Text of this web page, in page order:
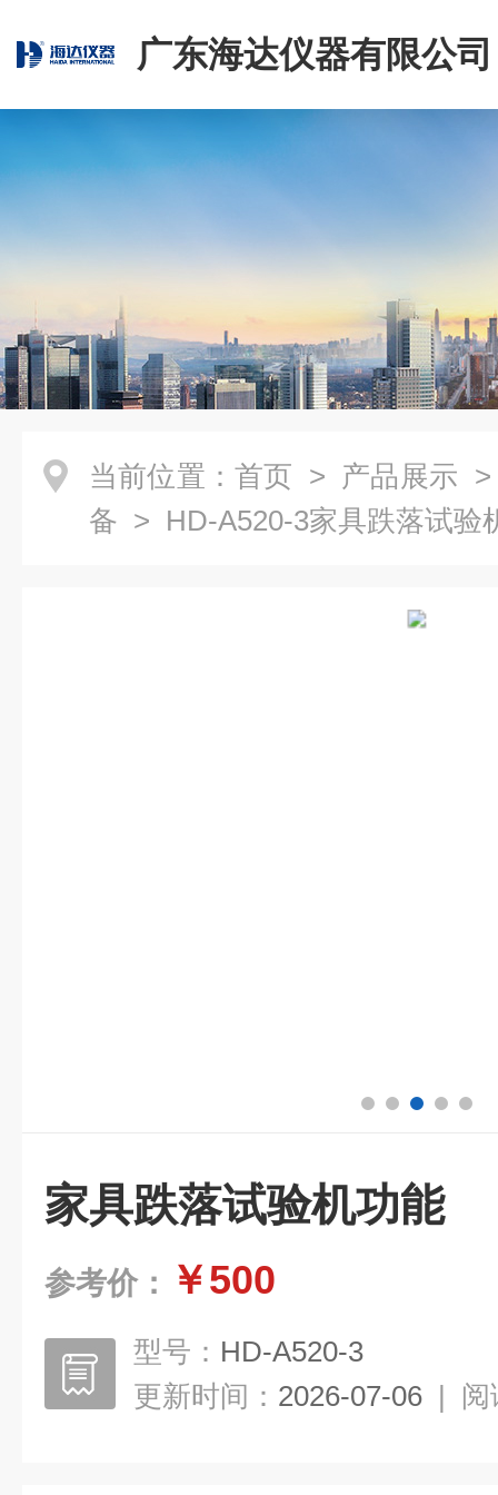
广东海达仪器有限公司
当前位置： 首页 > 产品展示
备 > HD-A520-3家具跌落试验
家具跌落试验机功能
参考价： ￥500
型号： HD-A520-3
更新时间： 2026-07-06 | 阅